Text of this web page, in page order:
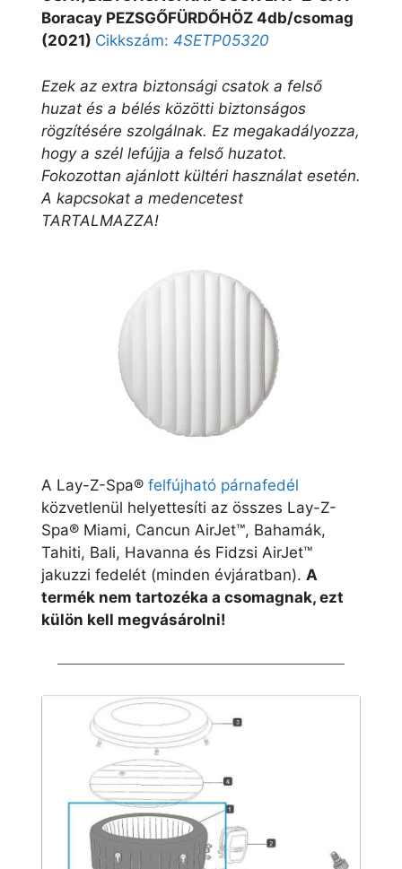
Boracay PEZSGŐFÜRDŐHÖZ 4db/csomag
(2021) Cikkszám: 4SETP05320
Ezek az extra biztonsági csatok a felső
huzat és a bélés közötti biztonságos
rögzítésére szolgálnak. Ez megakadályozza,
hogy a szél lefújja a felső huzatot.
Fokozottan ajánlott kültéri használat esetén.
A kapcsokat a medencetest
TARTALMAZZA!
A Lay-Z-Spa® felfújható párnafedél
közvetlenül helyettesíti az összes Lay-Z-
Spa® Miami, Cancun AirJet™, Bahamák,
Tahiti, Bali, Havanna és Fidzsi AirJet™
jakuzzi fedelét (minden évjáratban). A
termék nem tartozéka a csomagnak, ezt
külön kell megvásárolni!